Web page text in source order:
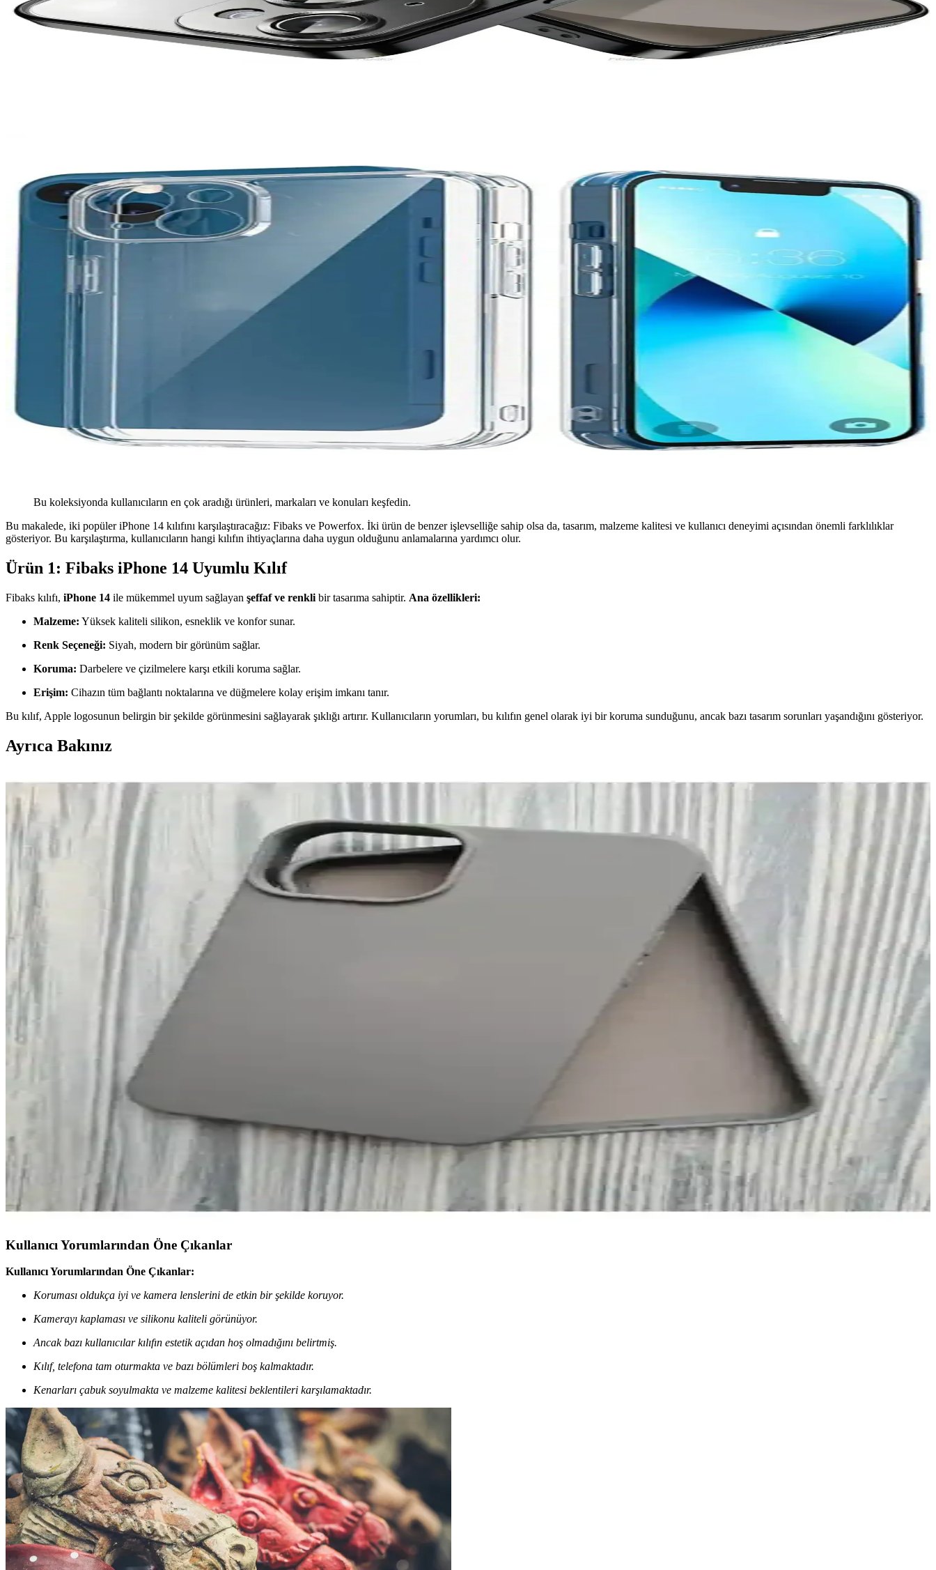
Bu koleksiyonda kullanıcıların en çok aradığı ürünleri, markaları ve konuları keşfedin.
Bu makalede, iki popüler iPhone 14 kılıfını karşılaştıracağız: Fibaks ve Powerfox. İki ürün de benzer işlevselliğe sahip olsa da, tasarım, malzeme kalitesi ve kullanıcı deneyimi açısından önemli farklılıklar
gösteriyor. Bu karşılaştırma, kullanıcıların hangi kılıfın ihtiyaçlarına daha uygun olduğunu anlamalarına yardımcı olur.
Ürün 1: Fibaks iPhone 14 Uyumlu Kılıf
Fibaks kılıfı, iPhone 14 ile mükemmel uyum sağlayan şeffaf ve renkli bir tasarıma sahiptir. Ana özellikleri:
Malzeme: Yüksek kaliteli silikon, esneklik ve konfor sunar.
Renk Seçeneği: Siyah, modern bir görünüm sağlar.
Koruma: Darbelere ve çizilmelere karşı etkili koruma sağlar.
Erişim: Cihazın tüm bağlantı noktalarına ve düğmelere kolay erişim imkanı tanır.
Bu kılıf, Apple logosunun belirgin bir şekilde görünmesini sağlayarak şıklığı artırır. Kullanıcıların yorumları, bu kılıfın genel olarak iyi bir koruma sunduğunu, ancak bazı tasarım sorunları yaşandığını gösteriyor.
Ayrıca Bakınız
Apple iPhone 14 ve iPhone 14 Plus Karşılaştırması: Ekran, Depolama ve Performans Analizi
İki farklı iPhone 14 modeli olan 128 GB Siyah ve 512 GB Mavi'nin ekran, batarya, kamera ve depolama özelliklerini detaylı karşılaştırıyoruz.
Apple iPhone 14 için Kamera Koruma ve Kartlı Silikon Kılıfı Günlük Kullanım İçin
iPhone 14 uyumlu silikon kılıf, şık tasarımı, yüksek koruma özellikleri ve kart taşıma imkanıyla günlük kullanımda pratiklik sunar.
iPhone 14 için dayanıklı ve şık kırılmaz cam ekran koruyucu ürünü detayları
iPhone 14'e özel tam kaplama kırılmaz cam ekran koruyucu, dayanıklı malzeme ve şık tasarımıyla ekranınızı ve kameranızı güvenle korur, kullanım konforu sağlar.
Apple iPhone 14 ve iPhone 14 Plus Karşılaştırması: Hangi Model Sizin İçin Uygun
Apple iPhone 14 ve iPhone 14 Plus modellerinin özelliklerini ve kullanıcı yorumlarını karşılaştırıyoruz, büyük ekran ve pil ömrü gibi detaylarla en uygun seçimi yapmanıza yardımcı oluyoruz.
Aqua iPhone 14 Kılıfı Kamera Koruma ve Kartvizitli Silikon Tasarım
Aqua iPhone 14 kılıfı, pastel renkler, dayanıklı silikon ve çok fonksiyonlu tasarımıyla şıklık ve koruma sağlar. Kamera ve ekranı çizilmelere karşı korurken, kartvizit bölmesi ve taşıma özellikleriyle günlük
kullanımda avantaj sunar.
Apple iPhone 14 ve iPhone 14 Plus Karşılaştırması: Hangi Model Size ve Performans Açısından Sizin İçin Uygun
iPhone 14 ve iPhone 14 Plus'un özelliklerini, performansını ve kullanıcı yorumlarını karşılaştırıyoruz. Büyük ekran ve batarya farklarını keşfedin ve ihtiyaçlarınıza uygun modeli seçin.
iPhone 14 için Magsafe uyumlu ve şeffaf silikon kılıf yüksek koruma ve estetik sunar
Şeffaf ve dayanıklı silikon iPhone 14 kılıfı, Magsafe uyumu, yüksek koruma ve şık tasarımıyla cihazınızı çiziklerden ve darbelere karşı korur, kablosuz şarj kolaylığı sağlar.
Pirok Store iPhone 14 Uyumlu Kadife Silikon Kılıf Şıklık ve Koruma Bir Arada
Pirok Store'un iPhone 14 için tasarladığı kadife silikon kılıf, şıklık ve dayanıklılığı bir arada sunar. Çizilmelere karşı koruma sağlar ve kullanımı kolaydır.
Kullanıcı Yorumlarından Öne Çıkanlar
Kullanıcı Yorumlarından Öne Çıkanlar:
Koruması oldukça iyi ve kamera lenslerini de etkin bir şekilde koruyor.
Kamerayı kaplaması ve silikonu kaliteli görünüyor.
Ancak bazı kullanıcılar kılıfın estetik açıdan hoş olmadığını belirtmiş.
Kılıf, telefona tam oturmakta ve bazı bölümleri boş kalmaktadır.
Kenarları çabuk soyulmakta ve malzeme kalitesi beklentileri karşılamaktadır.